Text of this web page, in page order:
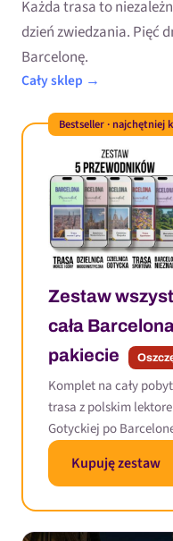
Każda trasa to
dzień zwiedzania. Pięć
Barcelonę.
Cały sklep →
Bestseller · najchętniej
Zestaw
cała
pakiecie
Komplet na cały
trasa z polskim
Gotyckiej po
Kupuję zestaw